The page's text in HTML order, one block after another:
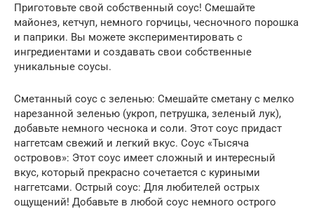
Приготовьте свой собственный соус! Смешайте
майонез, кетчуп, немного горчицы, чесночного порошка
и паприки. Вы можете экспериментировать с
ингредиентами и создавать свои собственные
уникальные соусы.
Сметанный соус с зеленью: Смешайте сметану с мелко
нарезанной зеленью (укроп, петрушка, зеленый лук),
добавьте немного чеснока и соли. Этот соус придаст
наггетсам свежий и легкий вкус. Соус «Тысяча
островов»: Этот соус имеет сложный и интересный
вкус, который прекрасно сочетается с куриными
наггетсами. Острый соус: Для любителей острых
ощущений! Добавьте в любой соус немного острого